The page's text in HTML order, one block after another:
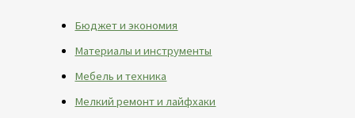
Бюджет и экономия
Материалы и инструменты
Мебель и техника
Мелкий ремонт и лайфхаки